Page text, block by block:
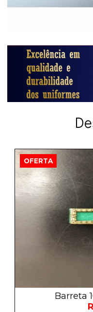
OFERTA
Barreta